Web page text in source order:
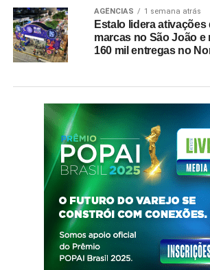
AGÊNCIAS 1 semana atrás
Estalo lidera
marcas no São João e
160 mil entregas no